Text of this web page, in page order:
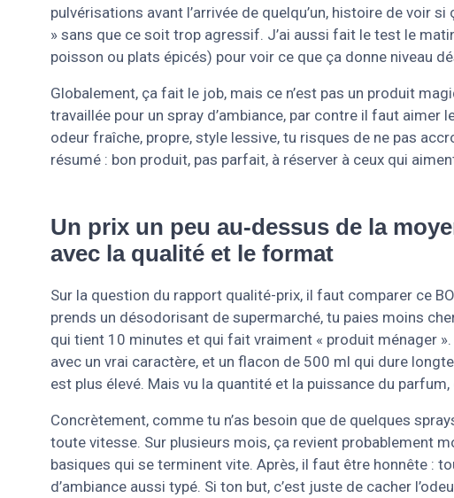
pulvérisations avant l’arrivée de quelqu’un, histoire de voir
» sans que ce soit trop agressif. J’ai aussi fait le test le
poisson ou plats épicés) pour voir ce que ça donne niveau
Globalement, ça fait le job, mais ce n’est pas un produit
travaillée pour un spray d’ambiance, par contre il faut
odeur fraîche, propre, style lessive, tu risques de ne pas
résumé : bon produit, pas parfait, à réserver à ceux qui
Un prix un peu au-dessus de la
avec la qualité et le format
Sur la question du rapport qualité-prix, il faut comparer ce
prends un désodorisant de supermarché, tu paies moins
qui tient 10 minutes et qui fait vraiment « produit ménager
avec un vrai caractère, et un flacon de 500 ml qui dure
est plus élevé. Mais vu la quantité et la puissance du parfum,
Concrètement, comme tu n’as besoin que de quelques
toute vitesse. Sur plusieurs mois, ça revient probablement
basiques qui se terminent vite. Après, il faut être honnête :
d’ambiance aussi typé. Si ton but, c’est juste de cacher